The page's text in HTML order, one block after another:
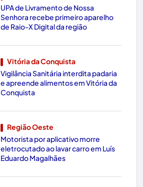
UPA de Livramento de Nossa
Senhora recebe primeiro aparelho
de Raio-X Digital da região
Vitória da Conquista
Vigilância Sanitária interdita padaria
e apreende alimentos em Vitória da
Conquista
Região Oeste
Motorista por aplicativo morre
eletrocutado ao lavar carro em Luís
Eduardo Magalhães